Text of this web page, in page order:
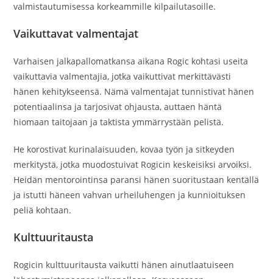
valmistautumisessa korkeammille kilpailutasoille.
Vaikuttavat valmentajat
Varhaisen jalkapallomatkansa aikana Rogic kohtasi useita
vaikuttavia valmentajia, jotka vaikuttivat merkittävästi
hänen kehitykseensä. Nämä valmentajat tunnistivat hänen
potentiaalinsa ja tarjosivat ohjausta, auttaen häntä
hiomaan taitojaan ja taktista ymmärrystään pelistä.
He korostivat kurinalaisuuden, kovaa työn ja sitkeyden
merkitystä, jotka muodostuivat Rogicin keskeisiksi arvoiksi.
Heidän mentorointinsa paransi hänen suoritustaan kentällä
ja istutti häneen vahvan urheiluhengen ja kunnioituksen
peliä kohtaan.
Kulttuuritausta
Rogicin kulttuuritausta vaikutti hänen ainutlaatuiseen